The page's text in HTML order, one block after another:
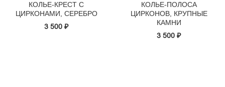
КОЛЬЕ-КРЕСТ С
ЦИРКОНАМИ, СЕРЕБРО
3 500 ₽
КОЛЬЕ-ПОЛОСА
ЦИРКОНОВ, КРУПНЫЕ
КАМНИ
3 500 ₽